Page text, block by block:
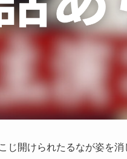
じ開けられたるなが姿を